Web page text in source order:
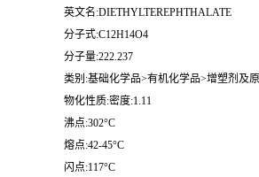
英文名:DIETHYLTEREPHTHALATE
分子式:C12H14O4
分子量:222.237
类别:基础化学品>有机化学品>增塑剂及
物化性质:密度:1.11
沸点:302°C
熔点:42-45°C
闪点:117°C